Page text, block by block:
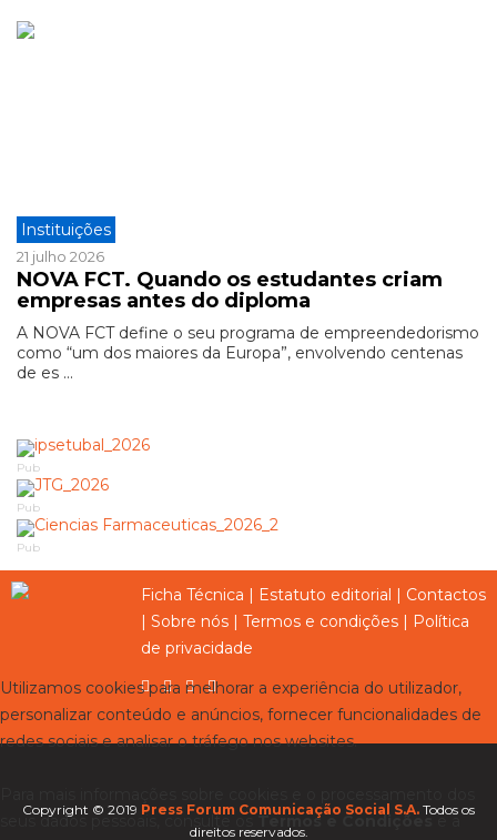
Instituições
21 julho 2026
NOVA FCT. Quando os estudantes criam
empresas antes do diploma
A NOVA FCT define o seu programa de empreendedorismo
como “um dos maiores da Europa”, envolvendo centenas
de es ...
Pub
Pub
Pub
Ficha Técnica | Estatuto editorial | Contactos
| Sobre nós | Termos e condições | Política
de privacidade
Copyright © 2019 Press Forum Comunicação Social S.A. Todos os
direitos reservados.
Utilizamos cookies para melhorar a experiência do utilizador,
personalizar conteúdo e anúncios, fornecer funcionalidades de
redes sociais e analisar o tráfego nos websites.
seus dados pessoais, consulte osTermos e Condiçõese a